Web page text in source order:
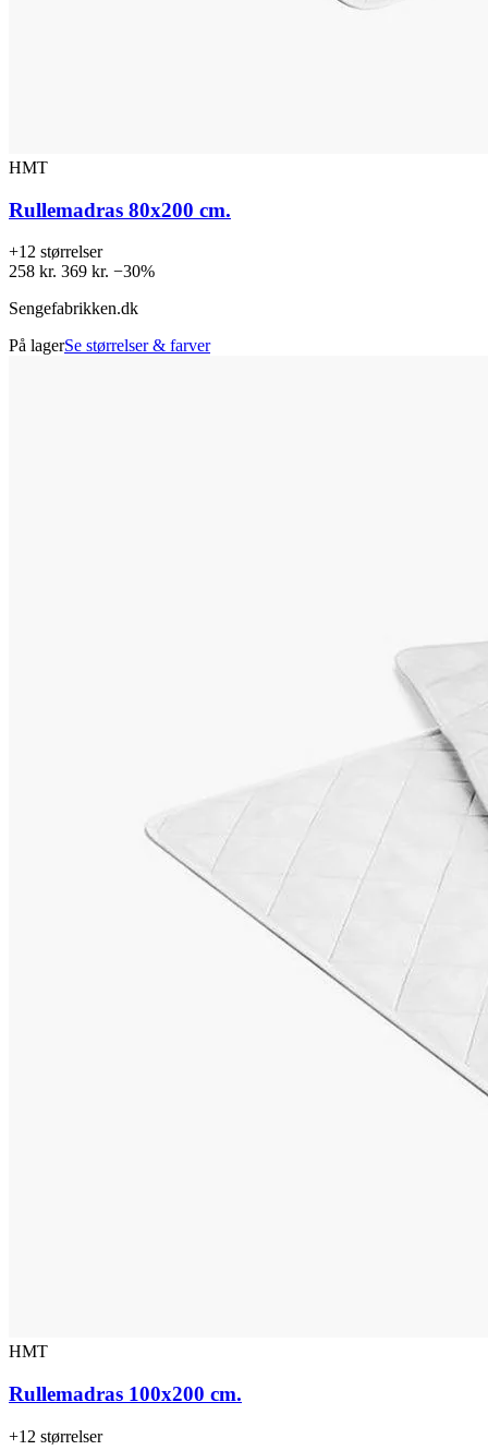
HMT
Rullemadras 80x200 cm.
+12 størrelser
258 kr. 369 kr. −30%
Sengefabrikken.dk
På lagerSe størrelser & farver
HMT
Rullemadras 100x200 cm.
+12 størrelser